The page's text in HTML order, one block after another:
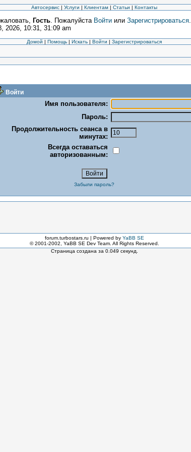
Автосервис | Услуги | Клиентам | Статьи | Контакты
Гость. Пожалуйста Войти или Зарегистрироваться.
2026, 10:31, 31:09 am
Домой | Помощь | Искать | Войти | Зарегистрироваться
Войти
Имя пользователя:
Пароль:
Продолжительность сеанса в
минутах:
Всегда оставаться
авторизованным:
Забыли пароль?
forum.turbostars.ru | Powered by YaBB SE
© 2001-2002, YaBB SE Dev Team. All Rights Reserved.
Страница создана за 0.049 секунд.